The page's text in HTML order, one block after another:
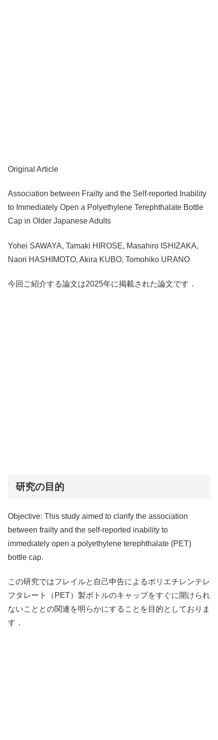
Original Article
Association between Frailty and the Self-reported Inability
to Immediately Open a Polyethylene Terephthalate Bottle
Cap in Older Japanese Adults
Yohei SAWAYA, Tamaki HIROSE, Masahiro ISHIZAKA,
Naori HASHIMOTO, Akira KUBO, Tomohiko URANO
今回ご紹介する論文は2025年に掲載された論文です．
研究の目的
Objective: This study aimed to clarify the association
between frailty and the self-reported inability to
immediately open a polyethylene terephthalate (PET)
bottle cap.
この研究ではフレイルと自己申告によるポリエチレンテレ
フタレート（PET）製ボトルのキャップをすぐに開けられ
ないこととの関連を明らかにすることを目的としておりま
す．